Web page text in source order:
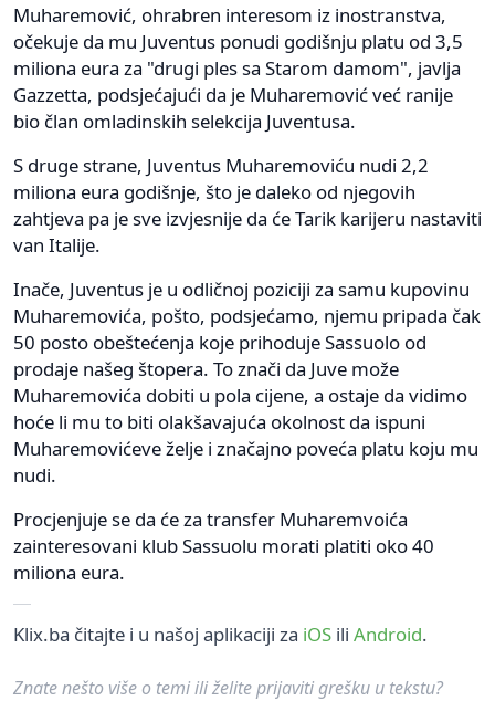
Muharemović, ohrabren interesom iz inostranstva,
očekuje da mu Juventus ponudi godišnju platu od 3,5
miliona eura za "drugi ples sa Starom damom", javlja
Gazzetta, podsjećajući da je Muharemović već ranije
bio član omladinskih selekcija Juventusa.
S druge strane, Juventus Muharemoviću nudi 2,2
miliona eura godišnje, što je daleko od njegovih
zahtjeva pa je sve izvjesnije da će Tarik karijeru nastaviti
van Italije.
Inače, Juventus je u odličnoj poziciji za samu kupovinu
Muharemovića, pošto, podsjećamo, njemu pripada čak
50 posto obeštećenja koje prihoduje Sassuolo od
prodaje našeg štopera. To znači da Juve može
Muharemovića dobiti u pola cijene, a ostaje da vidimo
hoće li mu to biti olakšavajuća okolnost da ispuni
Muharemovićeve želje i značajno poveća platu koju mu
nudi.
Procjenjuje se da će za transfer Muharemvoića
zainteresovani klub Sassuolu morati platiti oko 40
miliona eura.
Klix.ba čitajte i u našoj aplikaciji za iOS ili Android.
Znate nešto više o temi ili želite prijaviti grešku u tekstu?